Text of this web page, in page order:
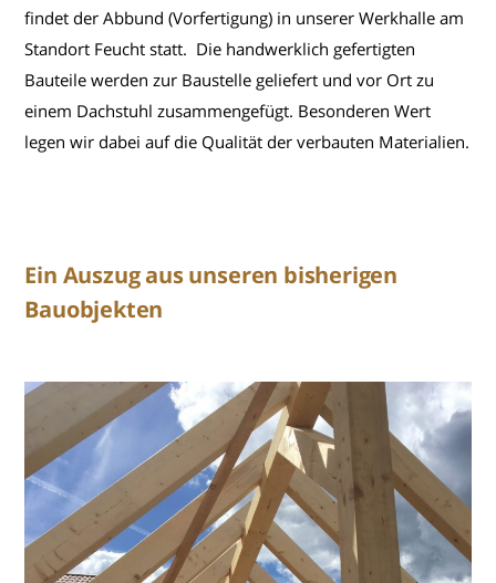
findet der Abbund (Vorfertigung) in unserer Werkhalle am
Standort Feucht statt. Die handwerklich gefertigten
Bauteile werden zur Baustelle geliefert und vor Ort zu
einem Dachstuhl zusammengefügt. Besonderen Wert
legen wir dabei auf die Qualität der verbauten Materialien.
Ein Auszug aus unseren bisherigen
Bauobjekten